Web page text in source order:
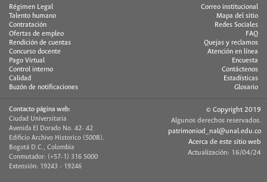
Régimen Legal
Talento humano
Contratación
Ofertas de empleo
Rendición de cuentas
Concurso docente
Pago Virtual
Control interno
Calidad
Buzón de notificaciones
Correo institucional
Mapa del sitio
Redes Sociales
FAQ
Quejas y reclamos
Atención en línea
Encuesta
Contáctenos
Estadísticas
Glosario
Contacto página web:
Ciudad Universitaria
Avenida El Dorado No. 42- 42
Edificio Archivo Historico (500B).
Bogotá D.C., Colombia
Conmutador: (+57-1) 316 5000
Extensión: 19243 - 19246
© Copyright 2019
Algunos derechos reservados.
patrimoniod_nal@unal.edu.co
Acerca de este sitio web
Actualización: 16/04/24